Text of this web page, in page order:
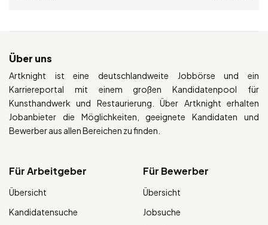
Über uns
Artknight ist eine deutschlandweite Jobbörse und ein
Karriereportal mit einem großen Kandidatenpool für
Kunsthandwerk und Restaurierung. Über Artknight erhalten
Jobanbieter die Möglichkeiten, geeignete Kandidaten und
Bewerber aus allen Bereichen zu finden.
Für Arbeitgeber
Übersicht
Kandidatensuche
Für Bewerber
Übersicht
Jobsuche